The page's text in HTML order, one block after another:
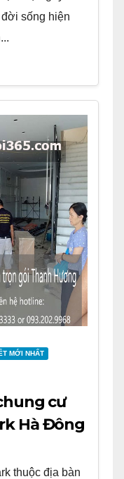
sống hiện
MỚI NHẤT
cư
Hà Đông
thuộc địa bàn